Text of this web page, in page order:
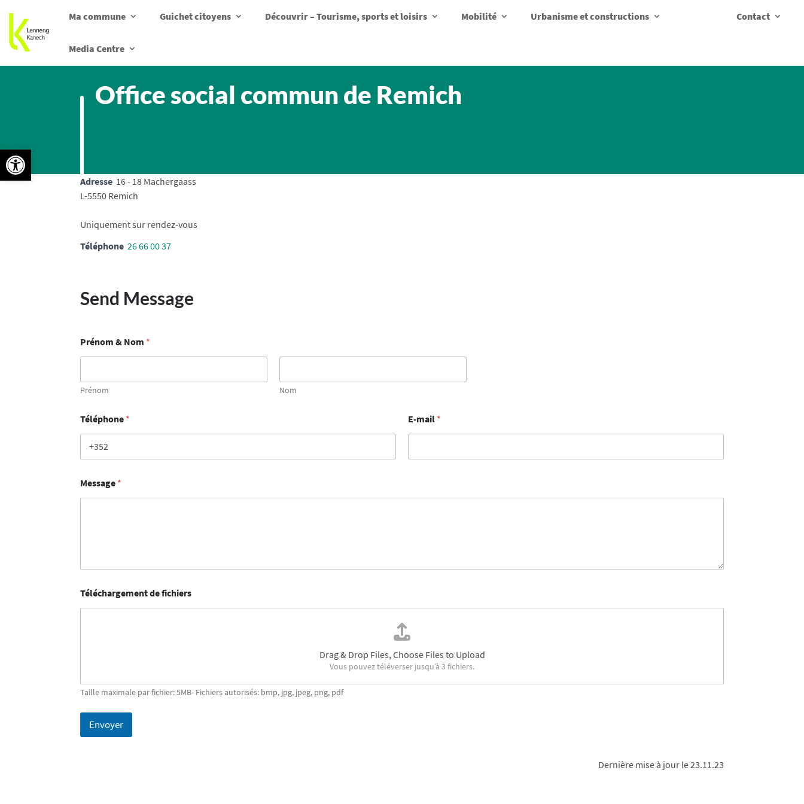
Ma commune Guichet citoyens Découvrir – Tourisme, sports et loisirs Mobilité Urbanisme et constructions Contact
Media Centre
Office social commun de Remich
Adresse 16 - 18 Machergaass
L-5550 Remich
Uniquement sur rendez-vous
Téléphone 26 66 00 37
Send Message
Prénom & Nom *
Prénom Nom
Téléphone * E-mail *
Message *
Téléchargement de fichiers
Drag & Drop Files,Choose Files to Upload
Vous pouvez téléverser jusqu’à 3 fichiers.
Taille maximale par fichier: 5MB- Fichiers autorisés: bmp, jpg, jpeg, png, pdf
Envoyer
Dernière mise à jour le 23.11.23
Ouvrir la barre d’outils